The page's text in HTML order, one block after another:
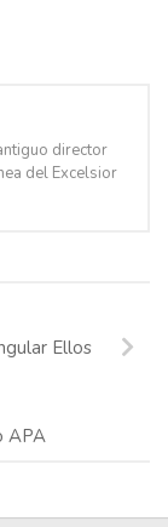
director
del Excelsior
Ellos
APA